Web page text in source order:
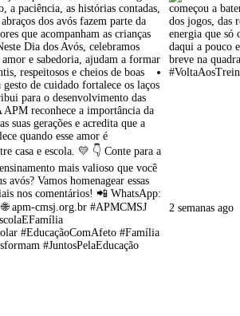
2 semanas ago